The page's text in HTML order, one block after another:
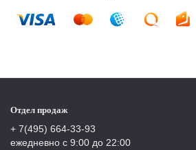
Отдел продаж
+ 7(495) 664-33-93
ежедневно с 9:00 до 22:00